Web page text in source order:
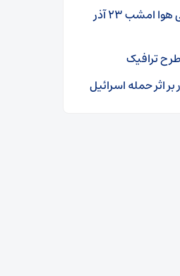
فوری / جلسه اضطراری آلودگی هوا امشب ۲۳ آذر
ترافیک
اثر حمله اسرائیل